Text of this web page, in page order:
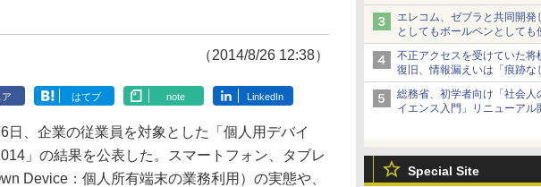
広告」対策強化を要請 著名
使った投資詐欺などへの対策
エレコム、ゼブラと共同開発
としてもボールペンとしても
スツーウェイ」発売 iPadに
えずに書き込める
不正アクセスを受けていた将
復旧、情報漏えいは「痕跡
総務省、初学者向け「社会人
イエンス入門」リニューア
Special Site
（2014/8/26 12:38）
ア はてブ note LinkedIn
、企業の従業員を対象とした「個人用デバイ
」の結果を公表した。スマートフォン、タブレ
Device：個人所有端末の業務利用）の実態や、